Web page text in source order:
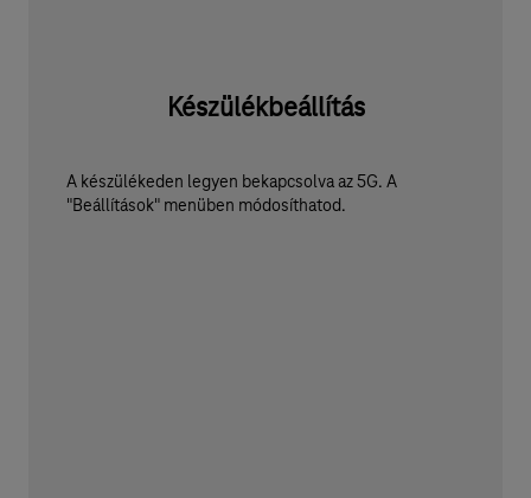
Készülékbeállítás
A készülékeden legyen bekapcsolva az 5G. A
"Beállítások" menüben módosíthatod.